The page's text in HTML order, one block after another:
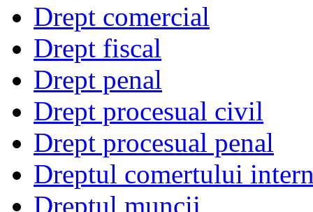
Drept comercial
Drept fiscal
Drept penal
Drept procesual civil
Drept procesual penal
Dreptul comertului
Dreptul muncii